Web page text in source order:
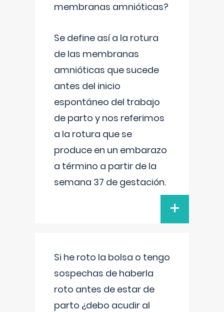
membranas amnióticas?
Se define así a la rotura
de las membranas
amnióticas que sucede
antes del inicio
espontáneo del trabajo
de parto y nos referimos
a la rotura que se
produce en un embarazo
a término a partir de la
semana 37 de gestación.
+
Si he roto la bolsa o tengo
sospechas de haberla
roto antes de estar de
parto ¿debo acudir al